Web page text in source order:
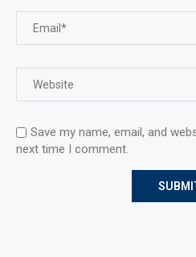
Save my name, email, and
next time I comment.